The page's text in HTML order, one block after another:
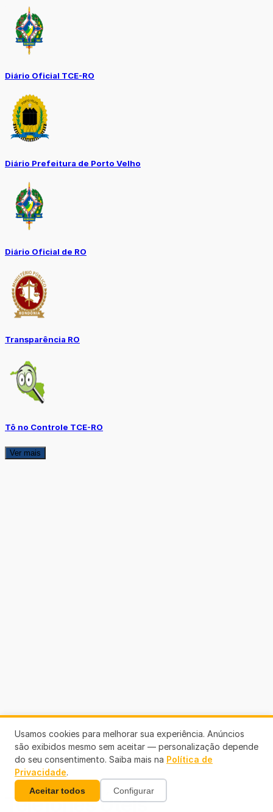
Diário Oficial TCE-RO
Diário Prefeitura de Porto Velho
Diário Oficial de RO
Transparência RO
Tô no Controle TCE-RO
Ver mais
Telefones Úteis
Usamos cookies para melhorar sua experiência. Anúncios
são exibidos mesmo sem aceitar — personalização depende
do seu consentimento. Saiba mais na Política de
Privacidade.
Aceitar todos Configurar